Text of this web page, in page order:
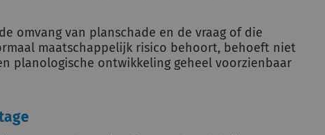
omvang van planschade en de vraag of die
maatschappelijk risico behoort, behoeft niet
planologische ontwikkeling geheel voorzienbaar